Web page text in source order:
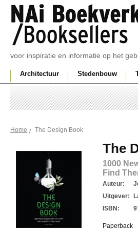
voor inspiratie en informatie op het
Architectuur Stedenbouw
Home The Design Book
The
1000
Find
Auteur:
Uitgever:
ISBN:
Paperback